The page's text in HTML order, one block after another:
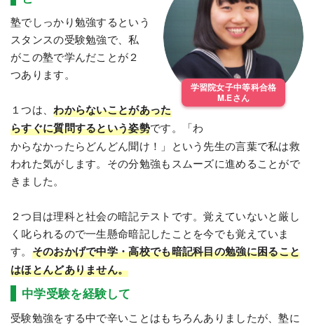
学習院女子中等科合格
M.Eさん
塾でしっかり勉強するという
スタンスの受験勉強で、私
がこの塾で学んだことが２
つあります。
１つは、わからないことがあった
らすぐに質問するという姿勢です。「わ
からなかったらどんどん聞け！」という先生の言葉で私は救
われた気がします。その分勉強もスムーズに進めることがで
きました。
２つ目は理科と社会の暗記テストです。覚えていないと厳し
く叱られるので一生懸命暗記したことを今でも覚えていま
す。 そのおかげで中学・高校でも暗記科目の勉強に困ること
はほとんどありません。
中学受験を経験して
受験勉強をする中で辛いことはもちろんありましたが、塾に